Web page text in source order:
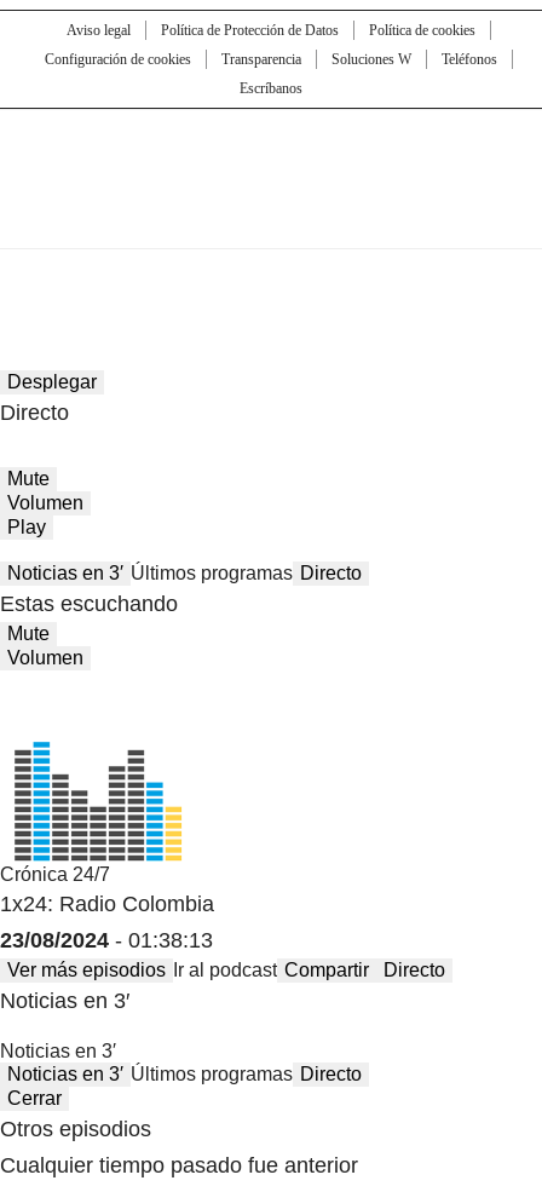
Aviso legal Política de Protección de Datos
Política de cookies
Configuración de cookies
Transparencia Soluciones W
Teléfonos
Escríbanos
Desplegar
Directo
Mute
Volumen
Play
Noticias en 3′ Últimos programas Directo
Estas escuchando
Mute
Volumen
Crónica 24/7
1x24: Radio Colombia
23/08/2024 - 01:38:13
Ver más episodios Ir al podcast Compartir Directo
Noticias en 3′
Noticias en 3′
Noticias en 3′ Últimos programas Directo
Cerrar
Otros episodios
Cualquier tiempo pasado fue anterior